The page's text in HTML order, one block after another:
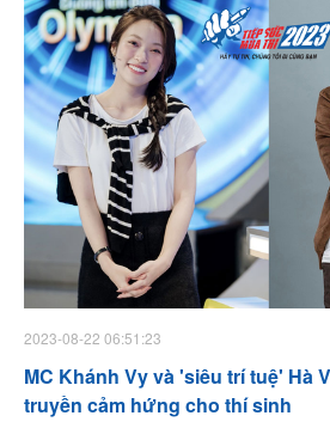
2023-08-22 06:51:23
MC Khánh Vy và 'siêu trí tuệ' Hà
truyền cảm hứng cho thí sinh